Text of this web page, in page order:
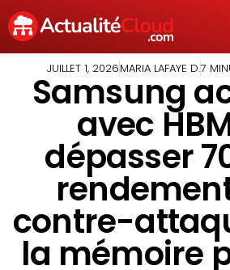
JUILLET 1, 2026MARIA LAFAYE D.7
Samsung
avec
dépasser
contre-
la mémoire